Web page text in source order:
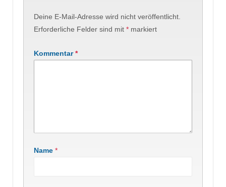
Deine E-Mail-Adresse wird nicht veröffentlicht.
Erforderliche Felder sind mit * markiert
Kommentar*
Name *